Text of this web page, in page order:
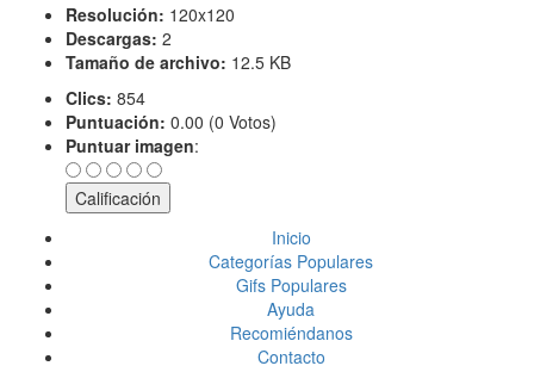
Resolución: 120x120
Descargas: 2
Tamaño de archivo: 12.5 KB
Clics: 854
Puntuación: 0.00 (0 Votos)
Puntuar imagen:
Inicio
Categorías Populares
Gifs Populares
Ayuda
Recomiéndanos
Contacto